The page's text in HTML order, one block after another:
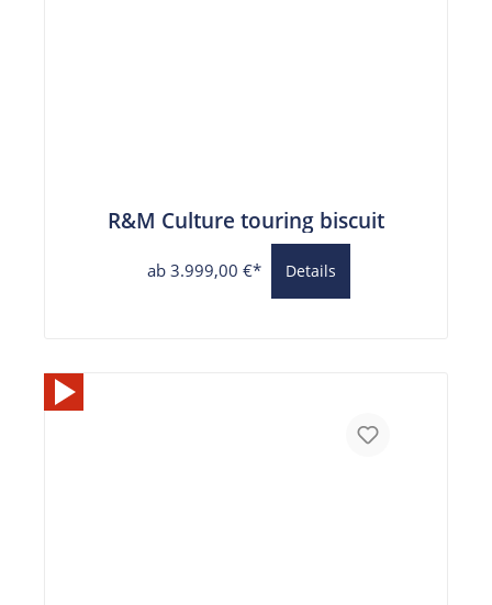
R&M Culture touring biscuit
ab 3.999,00 €* Details